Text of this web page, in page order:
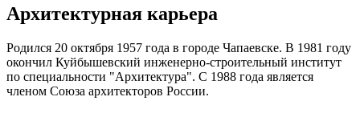
Архитектурная карьера
Родился 20 октября 1957 года в городе Чапаевске. В 1981 году
окончил Куйбышевский инженерно-строительный институт
по специальности "Архитектура". С 1988 года является
членом Союза архитекторов России.